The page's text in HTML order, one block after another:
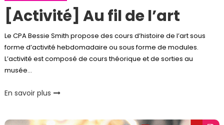
[Activité] Au fil de l’art
Le CPA Bessie Smith propose des cours d’histoire de l’art sous
forme d’activité hebdomadaire ou sous forme de modules.
L’activité est composé de cours théorique et de sorties au
musée…
En savoir plus